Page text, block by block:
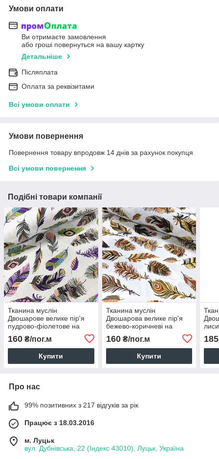
Умови оплати
Ви отримаєте замовлення
або гроші повернуться на вашу картку
Детальніше
Післяплата
Оплата за реквізитами
Всі умови оплати
Умови повернення
Повернення товару впродовж 14 днів за рахунок покупця
Всі умови повернення
Подібні товари компанії
Тканина муслін
Двошарове велике пір'я
пудрово-фіолетове на
білому (шир. 1,6 м) (MS-
SA-0228)
160 ₴/пог.м
Купити
Тканина муслін
Двошарова велике пір'я
бежево-коричневі на
білому (шир. 1,6 м) (MS-
SА-0094)
160₴/пог.м
Купити
185
Про нас
99% позитивних з 217 відгуків за рік
Працює з 18.03.2016
м. Луцьк
вул. Дубнівська, 22 (Індекс 43010), Луцьк, Україна